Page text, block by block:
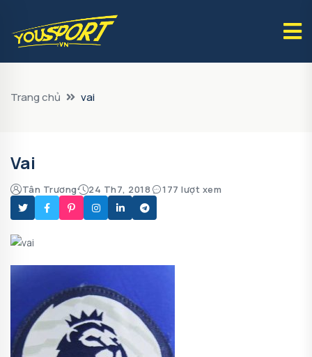
Trang chủ vai
Vai
Tân Trương 24 Th7, 2018 177 lượt xem